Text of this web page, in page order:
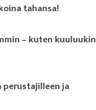
tahansa!
– kuten kuuluukin
ja